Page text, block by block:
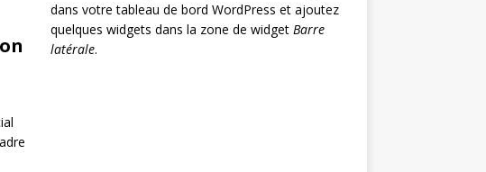
dans votre tableau de bord WordPress et ajoutez
quelques widgets dans la zone de widget Barre
latérale.